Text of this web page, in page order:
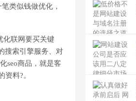
类似钱做优化，
化联网要买关键
搜索引擎服务、对
seo商品，就是客
料?。